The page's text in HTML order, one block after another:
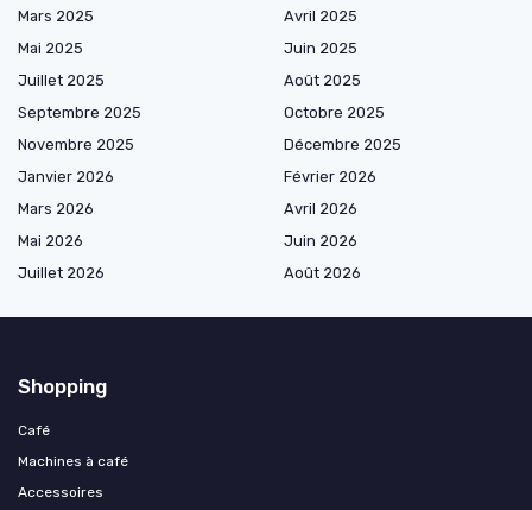
Mars 2025
Avril 2025
Mai 2025
Juin 2025
Juillet 2025
Août 2025
Septembre 2025
Octobre 2025
Novembre 2025
Décembre 2025
Janvier 2026
Février 2026
Mars 2026
Avril 2026
Mai 2026
Juin 2026
Juillet 2026
Août 2026
Shopping
Café
Machines à café
Accessoires